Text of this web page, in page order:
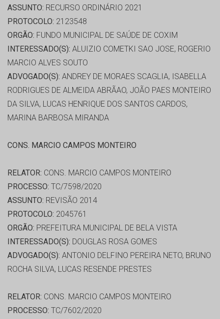
ASSUNTO: RECURSO ORDINÁRIO 2021
PROTOCOLO: 2123548
ORGÃO: FUNDO MUNICIPAL DE SAÚDE DE COXIM
INTERESSADO(S): ALUIZIO COMETKI SAO JOSE, ROGERIO
MARCIO ALVES SOUTO
ADVOGADO(S): ANDREY DE MORAES SCAGLIA, ISABELLA
RODRIGUES DE ALMEIDA ABRÃAO, JOÃO PAES MONTEIRO
DA SILVA, LUCAS HENRIQUE DOS SANTOS CARDOS,
MARINA BARBOSA MIRANDA
CONS. MARCIO CAMPOS MONTEIRO
RELATOR: CONS. MARCIO CAMPOS MONTEIRO
PROCESSO: TC/7598/2020
ASSUNTO: REVISÃO 2014
PROTOCOLO: 2045761
ORGÃO: PREFEITURA MUNICIPAL DE BELA VISTA
INTERESSADO(S): DOUGLAS ROSA GOMES
ADVOGADO(S): ANTONIO DELFINO PEREIRA NETO, BRUNO
ROCHA SILVA, LUCAS RESENDE PRESTES
RELATOR: CONS. MARCIO CAMPOS MONTEIRO
PROCESSO: TC/7602/2020